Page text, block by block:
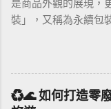
是商品外觀的展現，
裝」，又稱為永續包
能、水力和太陽能
的創新與挑戰。 環
「可回收」的代名詞
♻️🌊 如何打造零